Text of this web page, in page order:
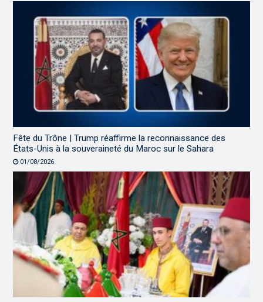
Fête du Trône | Trump réaffirme la reconnaissance des
États-Unis à la souveraineté du Maroc sur le Sahara
01/08/2026